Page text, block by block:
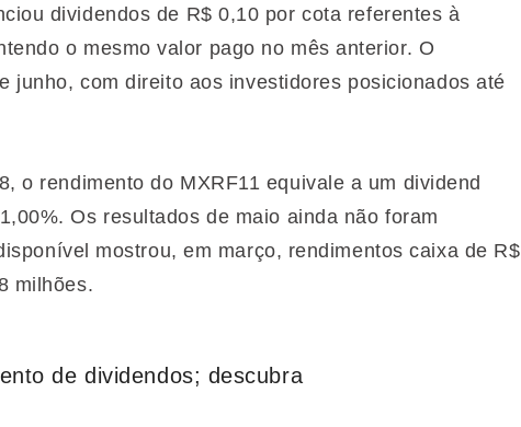
dividendos de R$ 0,10 por cota referentes à
o mesmo valor pago no mês anterior. O
junho, com direito aos investidores posicionados até
o rendimento do MXRF11 equivale a um dividend
Os resultados de maio ainda não foram
mostrou, em março, rendimentos caixa de R$
milhões.
de dividendos; descubra